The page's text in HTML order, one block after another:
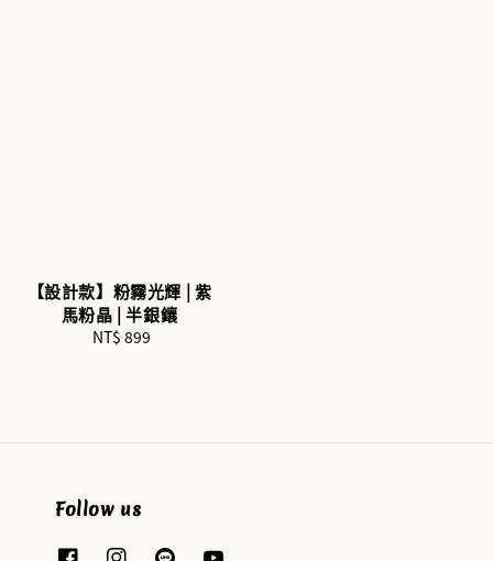
【設計款】粉霧光輝 | 紫
馬粉晶 | 半銀鑲
Regular
NT$ 899
Follow us